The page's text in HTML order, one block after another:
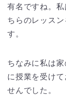
有名ですね。
ちらのレッス
す。
ちなみに私は
に授業を受け
せんでした。